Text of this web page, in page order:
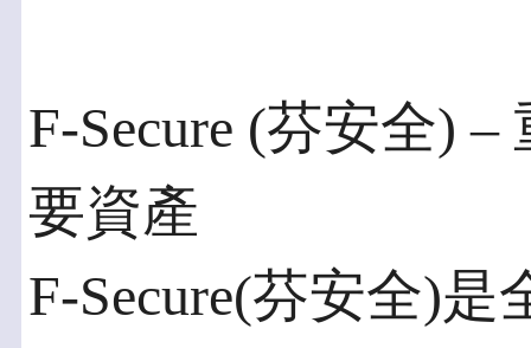
F-Secure (芬安全)
要資產
F-Secure(芬安全)